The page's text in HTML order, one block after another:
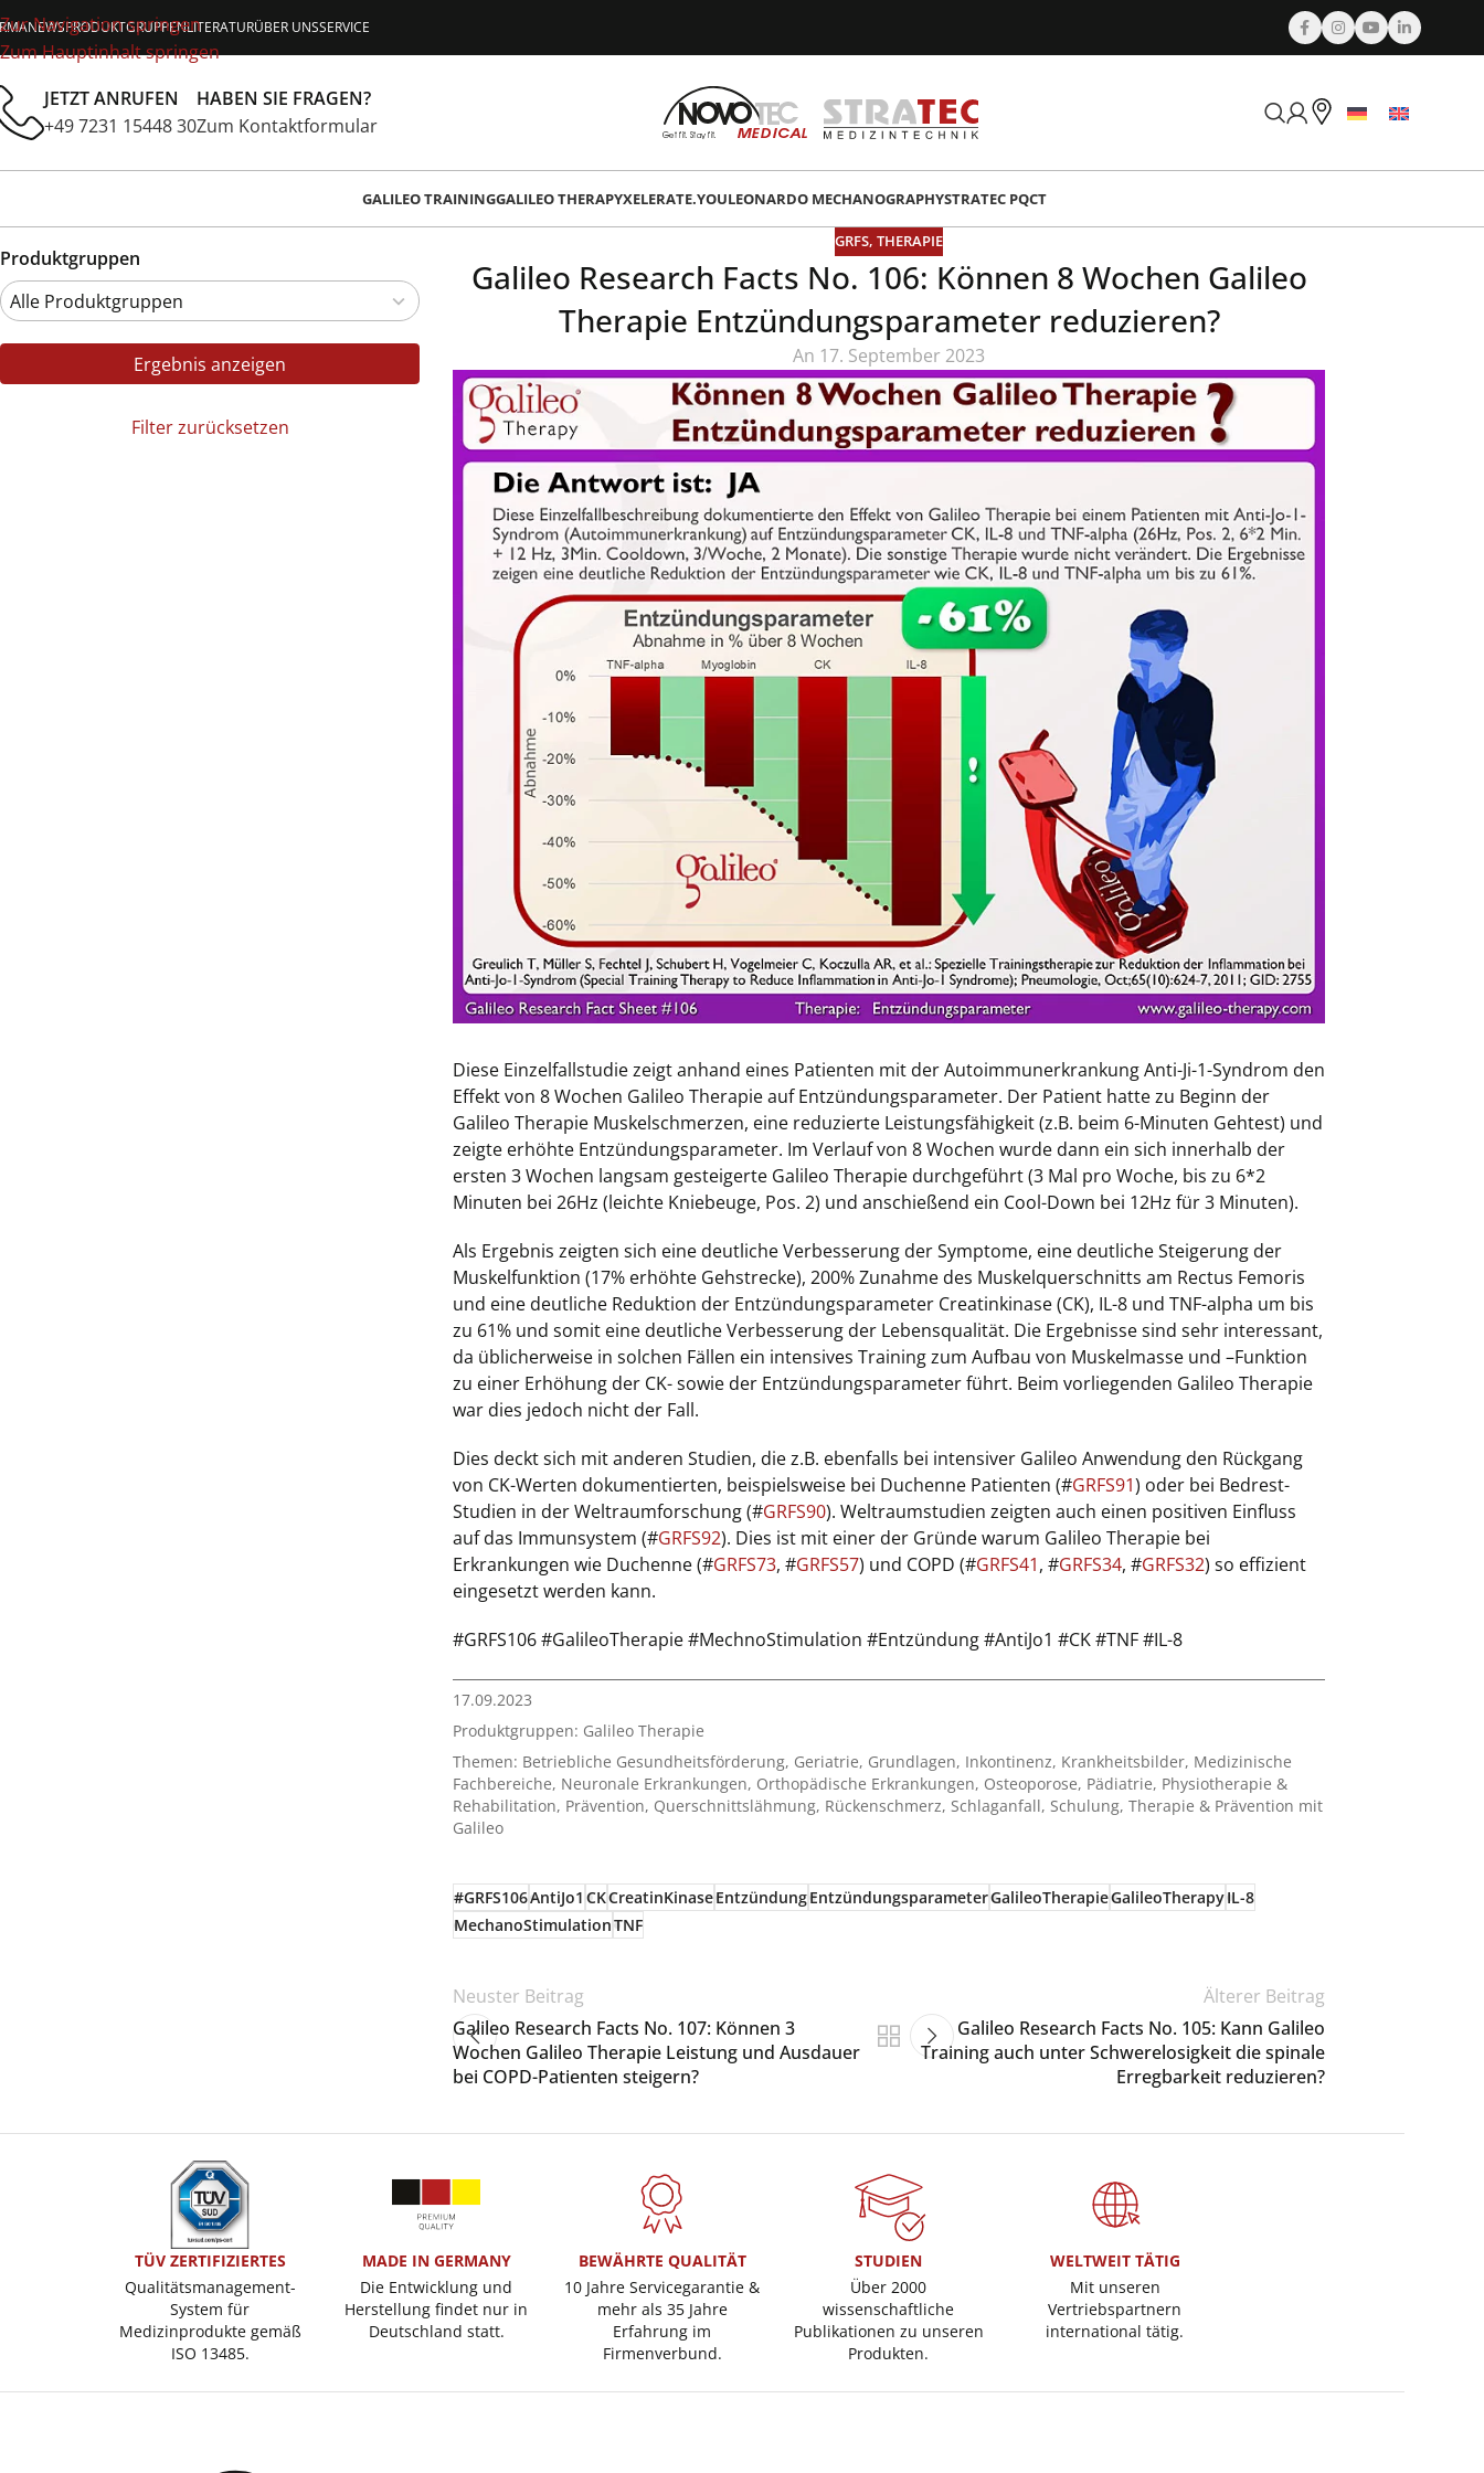
Zur Navigation springen
Zum Hauptinhalt springen
NEWSPRODUKTGRUPPENLITERATURÜBER UNSSERVICE
JETZT ANRUFEN
+49 7231 15448 30
HABEN SIE FRAGEN?
Zum Kontaktformular
GALILEO TRAININGGALILEO THERAPYXELERATE.YOULEONARDO MECHANOGRAPHYSTRATEC PQCT
Produktgruppen
Ergebnis anzeigen
Filter zurücksetzen
GRFS, THERAPIE
Galileo Research Facts No. 106: Können 8 Wochen Galileo
Therapie Entzündungsparameter reduzieren?
An 17. September 2023
Diese Einzelfallstudie zeigt anhand eines Patienten mit der Autoimmunerkrankung Anti-Ji-1-Syndrom den
Effekt von 8 Wochen Galileo Therapie auf Entzündungsparameter. Der Patient hatte zu Beginn der
Galileo Therapie Muskelschmerzen, eine reduzierte Leistungsfähigkeit (z.B. beim 6-Minuten Gehtest) und
zeigte erhöhte Entzündungsparameter. Im Verlauf von 8 Wochen wurde dann ein sich innerhalb der
ersten 3 Wochen langsam gesteigerte Galileo Therapie durchgeführt (3 Mal pro Woche, bis zu 6*2
Minuten bei 26Hz (leichte Kniebeuge, Pos. 2) und anschießend ein Cool-Down bei 12Hz für 3 Minuten).
Als Ergebnis zeigten sich eine deutliche Verbesserung der Symptome, eine deutliche Steigerung der
Muskelfunktion (17% erhöhte Gehstrecke), 200% Zunahme des Muskelquerschnitts am Rectus Femoris
und eine deutliche Reduktion der Entzündungsparameter Creatinkinase (CK), IL-8 und TNF-alpha um bis
zu 61% und somit eine deutliche Verbesserung der Lebensqualität. Die Ergebnisse sind sehr interessant,
da üblicherweise in solchen Fällen ein intensives Training zum Aufbau von Muskelmasse und –Funktion
zu einer Erhöhung der CK- sowie der Entzündungsparameter führt. Beim vorliegenden Galileo Therapie
war dies jedoch nicht der Fall.
Dies deckt sich mit anderen Studien, die z.B. ebenfalls bei intensiver Galileo Anwendung den Rückgang
von CK-Werten dokumentierten, beispielsweise bei Duchenne Patienten (#GRFS91) oder bei Bedrest-
Studien in der Weltraumforschung (#GRFS90). Weltraumstudien zeigten auch einen positiven Einfluss
auf das Immunsystem (#GRFS92). Dies ist mit einer der Gründe warum Galileo Therapie bei
Erkrankungen wie Duchenne (#GRFS73, #GRFS57) und COPD (#GRFS41, #GRFS34, #GRFS32) so effizient
eingesetzt werden kann.
#GRFS106 #GalileoTherapie #MechnoStimulation #Entzündung #AntiJo1 #CK #TNF #IL-8
17.09.2023
Produktgruppen: Galileo Therapie
Themen: Betriebliche Gesundheitsförderung, Geriatrie, Grundlagen, Inkontinenz, Krankheitsbilder, Medizinische
Fachbereiche, Neuronale Erkrankungen, Orthopädische Erkrankungen, Osteoporose, Pädiatrie, Physiotherapie &
Rehabilitation, Prävention, Querschnittslähmung, Rückenschmerz, Schlaganfall, Schulung, Therapie & Prävention mit
Galileo
#GRFS106AntiJo1 CKCreatinKinaseEntzündungEntzündungsparameterGalileoTherapieGalileoTherapyIL-8
MechanoStimulationTNF
Neuster Beitrag
Galileo Research Facts No. 107: Können 3
Wochen Galileo Therapie Leistung und Ausdauer
bei COPD-Patienten steigern?
Älterer Beitrag
Galileo Research Facts No. 105: Kann Galileo
Training auch unter Schwerelosigkeit die spinale
Erregbarkeit reduzieren?
TÜV ZERTIFIZIERTES
Qualitätsmanagement-
System für
Medizinprodukte gemäß
ISO 13485.
MADE IN GERMANY
Die Entwicklung und
Herstellung findet nur in
Deutschland statt.
BEWÄHRTE QUALITÄT
10 Jahre Servicegarantie &
mehr als 35 Jahre
Erfahrung im
Firmenverbund.
STUDIEN
Über 2000
wissenschaftliche
Publikationen zu unseren
Produkten.
WELTWEIT TÄTIG
Mit unseren
Vertriebspartnern
international tätig.